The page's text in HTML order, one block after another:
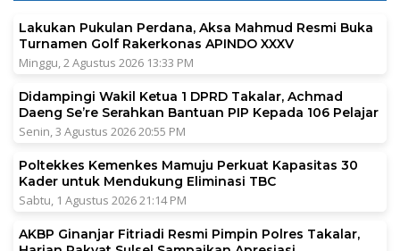
Lakukan Pukulan Perdana, Aksa Mahmud Resmi Buka
Turnamen Golf Rakerkonas APINDO XXXV
Minggu, 2 Agustus 2026 13:33 PM
Didampingi Wakil Ketua 1 DPRD Takalar, Achmad
Daeng Se’re Serahkan Bantuan PIP Kepada 106 Pelajar
Senin, 3 Agustus 2026 20:55 PM
Poltekkes Kemenkes Mamuju Perkuat Kapasitas 30
Kader untuk Mendukung Eliminasi TBC
Sabtu, 1 Agustus 2026 21:14 PM
AKBP Ginanjar Fitriadi Resmi Pimpin Polres Takalar,